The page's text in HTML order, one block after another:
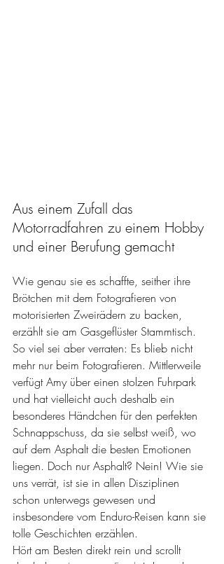
Aus einem Zufall das
Motorradfahren zu einem Hobby
und einer Berufung gemacht
Wie genau sie es schaffte, seither ihre
Brötchen mit dem Fotografieren von
motorisierten Zweirädern zu backen,
erzählt sie am Gasgeflüster Stammtisch.
So viel sei aber verraten: Es blieb nicht
mehr nur beim Fotografieren. Mittlerweile
verfügt Amy über einen stolzen Fuhrpark
und hat vielleicht auch deshalb ein
besonderes Händchen für den perfekten
Schnappschuss, da sie selbst weiß, wo
auf dem Asphalt die besten Emotionen
liegen. Doch nur Asphalt? Nein! Wie sie
uns verrät, ist sie in allen Disziplinen
schon unterwegs gewesen und
insbesondere vom Enduro-Reisen kann sie
tolle Geschichten erzählen.
Hört am Besten direkt rein und scrollt